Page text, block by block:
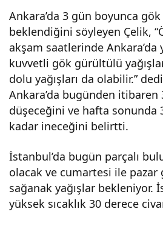
Ankara’da 3 gün boyunca
beklendiğini söyleyen Çelik,
akşam saatlerinde Ankara’da
kuvvetli gök gürültülü
dolu yağışları da olabilir.”
Ankara’da bugünden itibaren
düşeceğini ve hafta sonunda
kadar ineceğini belirtti.
İstanbul’da bugün parçalı
olacak ve cumartesi ile pazar
sağanak yağışlar bekleniyor.
yüksek sıcaklık 30 derece